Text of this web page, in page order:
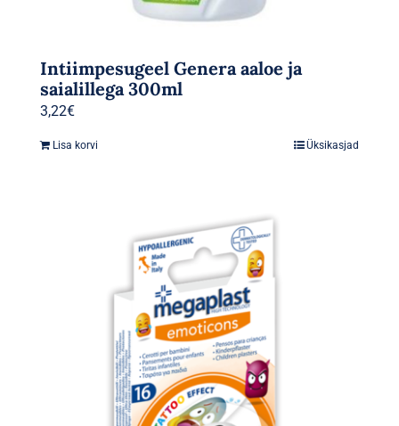
Intiimpesugeel Genera aaloe ja
saialillega 300ml
3,22€
Lisa korvi Üksikasjad